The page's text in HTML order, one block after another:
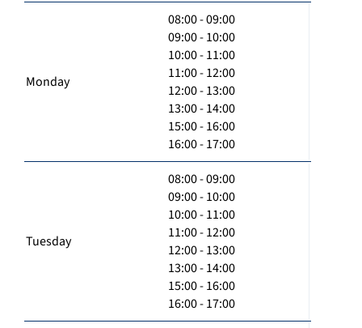
Monday
08:00 - 09:00
09:00 - 10:00
10:00 - 11:00
11:00 - 12:00
12:00 - 13:00
13:00 - 14:00
15:00 - 16:00
16:00 - 17:00
Tuesday
08:00 - 09:00
09:00 - 10:00
10:00 - 11:00
11:00 - 12:00
12:00 - 13:00
13:00 - 14:00
15:00 - 16:00
16:00 - 17:00